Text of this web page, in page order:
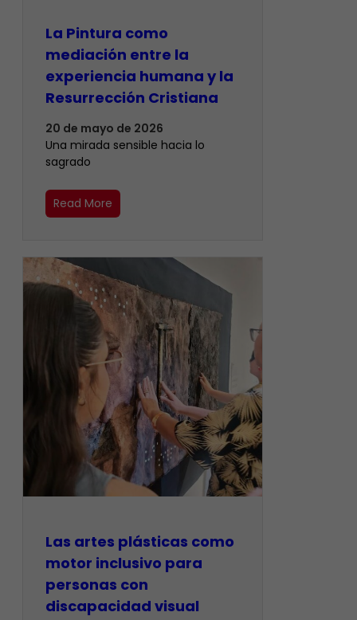
La Pintura como
mediación entre la
experiencia humana y la
Resurrección Cristiana
20 de mayo de 2026
Una mirada sensible hacia lo
sagrado
Read More
Las artes plásticas como
motor inclusivo para
personas con
discapacidad visual